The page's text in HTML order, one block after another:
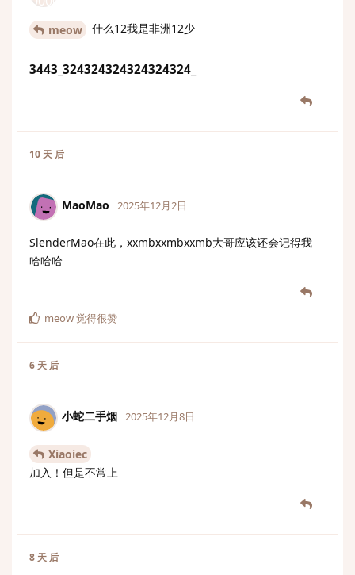
meow 什么12我是非洲12少
3443_324324324324324324_
10 天 后
MaoMao 2025年12月2日
SlenderMao在此，xxmbxxmbxxmb大哥应该还会记得我
哈哈哈
meow觉得很赞
6 天 后
小蛇二手烟 2025年12月8日
Xiaoiec
加入！但是不常上
8 天 后